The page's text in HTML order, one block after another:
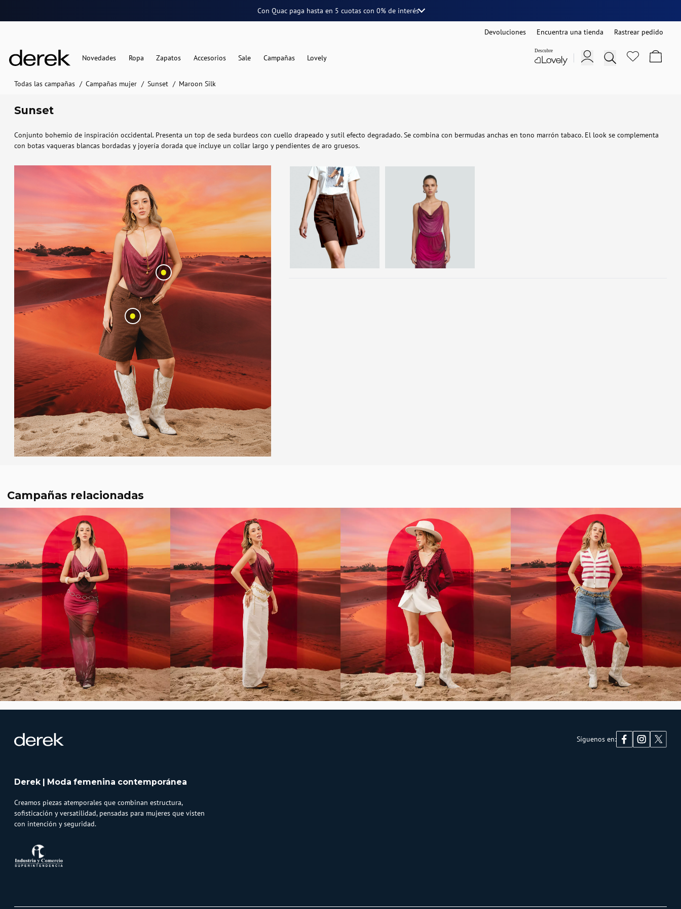
Con Quac paga hasta en 5 cuotascon 0% de interés
Devoluciones Encuentra una tienda Rastrear pedido
Novedades Ropa Zapatos Accesorios Sale Campañas Lovely
Todas las campañas Campañas mujer Sunset Maroon Silk
Sunset
Conjunto bohemio de inspiración occidental. Presenta un top de seda burdeos con cuello drapeado y sutil efecto degradado. Se combina con bermudas anchas en tono marrón tabaco. El look se complementa
con botas vaqueras blancas bordadas y joyería dorada que incluye un collar largo y pendientes de aro gruesos.
Campañas relacionadas
Síguenos en:
Derek | Moda femenina contemporánea
Creamos piezas atemporales que combinan estructura,
sofisticación y versatilidad, pensadas para mujeres que visten
con intención y seguridad.